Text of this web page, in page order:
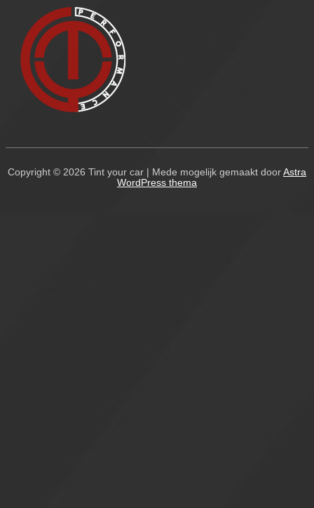
Copyright © 2026 Tint your car | Mede mogelijk gemaakt door Astra
WordPress thema